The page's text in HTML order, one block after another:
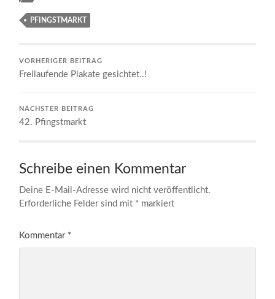
PFINGSTMARKT
VORHERIGER BEITRAG
Freilaufende Plakate gesichtet..!
NÄCHSTER BEITRAG
42. Pfingstmarkt
Schreibe einen Kommentar
Deine E-Mail-Adresse wird nicht veröffentlicht.
Erforderliche Felder sind mit * markiert
Kommentar *